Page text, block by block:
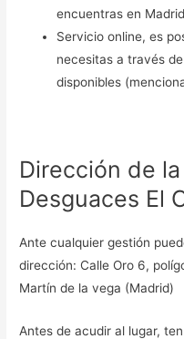
encuentras en
Servicio online, es
necesitas a través
disponibles
Dirección de
Desguaces El
Ante cualquier gestión
dirección: Calle Oro 6,
Martín de la vega (Madrid)
Antes de acudir al lugar,